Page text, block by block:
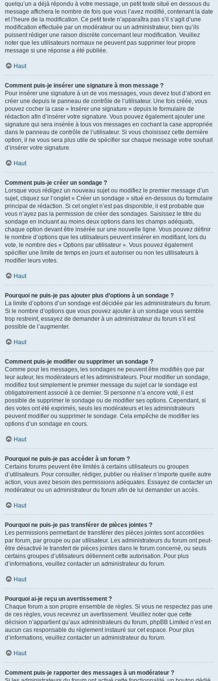
quelqu’un a déjà répondu à votre message, un petit texte situé en dessous du
message affichera le nombre de fois que vous l’avez modifié, contenant la date
et l’heure de la modification. Ce petit texte n’apparaîtra pas s’il s’agit d’une
modification effectuée par un modérateur ou un administrateur, bien qu’ils
puissent rédiger une raison discrète concernant leur modification. Veuillez
noter que les utilisateurs normaux ne peuvent pas supprimer leur propre
message si une réponse a été publiée.
Haut
Comment puis-je insérer une signature à mon message ?
Pour insérer une signature à un de vos messages, vous devez tout d’abord en
créer une depuis le panneau de contrôle de l’utilisateur. Une fois créée, vous
pouvez cocher la case « Insérer une signature » depuis le formulaire de
rédaction afin d’insérer votre signature. Vous pouvez également ajouter une
signature qui sera insérée à tous vos messages en cochant la case appropriée
dans le panneau de contrôle de l’utilisateur. Si vous choisissez cette dernière
option, il ne vous sera plus utile de spécifier sur chaque message votre souhait
d’insérer votre signature.
Haut
Comment puis-je créer un sondage ?
Lorsque vous rédigez un nouveau sujet ou modifiez le premier message d’un
sujet, cliquez sur l’onglet « Créer un sondage » situé en-dessous du formulaire
principal de rédaction. Si cet onglet n’est pas disponible, il est probable que
vous n’ayez pas la permission de créer des sondages. Saisissez le titre du
sondage en incluant au moins deux options dans les champs adéquats,
chaque option devant être insérée sur une nouvelle ligne. Vous pouvez définir
le nombre d’options que les utilisateurs peuvent insérer en modifiant, lors du
vote, le nombre des « Options par utilisateur ». Vous pouvez également
spécifier une limite de temps en jours et autoriser ou non les utilisateurs à
modifier leurs votes.
Haut
Pourquoi ne puis-je pas ajouter plus d’options à un sondage ?
La limite d’options d’un sondage est décidée par les administrateurs du forum.
Si le nombre d’options que vous pouvez ajouter à un sondage vous semble
trop restreint, essayez de demander à un administrateur du forum s’il est
possible de l’augmenter.
Haut
Comment puis-je modifier ou supprimer un sondage ?
Comme pour les messages, les sondages ne peuvent être modifiés que par
leur auteur, les modérateurs et les administrateurs. Pour modifier un sondage,
modifiez tout simplement le premier message du sujet car le sondage est
obligatoirement associé à ce dernier. Si personne n’a encore voté, il est
possible de supprimer le sondage ou de modifier ses options. Cependant, si
des votes ont été exprimés, seuls les modérateurs et les administrateurs
peuvent modifier ou supprimer le sondage. Cela empêche de modifier les
options d’un sondage en cours.
Haut
Pourquoi ne puis-je pas accéder à un forum ?
Certains forums peuvent être limités à certains utilisateurs ou groupes
d’utilisateurs. Pour consulter, rédiger, publier ou réaliser n’importe quelle autre
action, vous avez besoin des permissions adéquates. Essayez de contacter un
modérateur ou un administrateur du forum afin de lui demander un accès.
Haut
Pourquoi ne puis-je pas transférer de pièces jointes ?
Les permissions permettant de transférer des pièces jointes sont accordées
par forum, par groupe ou par utilisateur. Les administrateurs du forum ont peut-
être désactivé le transfert de pièces jointes dans le forum concerné, ou seuls
certains groupes d’utilisateurs détiennent cette autorisation. Pour plus
d’informations, veuillez contacter un administrateur du forum.
Haut
Pourquoi ai-je reçu un avertissement ?
Chaque forum a son propre ensemble de règles. Si vous ne respectez pas une
de ces règles, vous recevrez un avertissement. Veuillez noter que cette
décision n’appartient qu’aux administrateurs du forum, phpBB Limited n’est en
aucun cas responsable du règlement instauré sur cet espace. Pour plus
d’informations, veuillez contacter un administrateur du forum.
Haut
Comment puis-je rapporter des messages à un modérateur ?